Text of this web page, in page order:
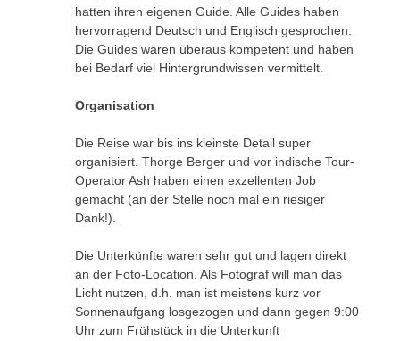
hatten ihren eigenen Guide. Alle Guides haben
hervorragend Deutsch und Englisch gesprochen.
Die Guides waren überaus kompetent und haben
bei Bedarf viel Hintergrundwissen vermittelt.
Organisation
Die Reise war bis ins kleinste Detail super
organisiert. Thorge Berger und vor indische Tour-
Operator Ash haben einen exzellenten Job
gemacht (an der Stelle noch mal ein riesiger
Dank!).
Die Unterkünfte waren sehr gut und lagen direkt
an der Foto-Location. Als Fotograf will man das
Licht nutzen, d.h. man ist meistens kurz vor
Sonnenaufgang losgezogen und dann gegen 9:00
Uhr zum Frühstück in die Unterkunft